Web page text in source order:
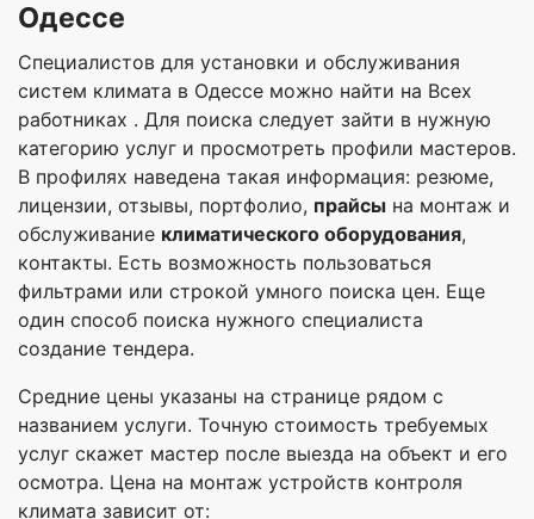
Одессе
Специалистов для установки и обслуживания
систем климата в Одессе можно найти на Всех
работниках . Для поиска следует зайти в нужную
категорию услуг и просмотреть профили мастеров.
В профилях наведена такая информация: резюме,
лицензии, отзывы, портфолио, прайсы на монтаж и
обслуживание климатического оборудования,
контакты. Есть возможность пользоваться
фильтрами или строкой умного поиска цен. Еще
один способ поиска нужного специалиста
создание тендера.
Средние цены указаны на странице рядом с
названием услуги. Точную стоимость требуемых
услуг скажет мастер после выезда на объект и его
осмотра. Цена на монтаж устройств контроля
климата зависит от: